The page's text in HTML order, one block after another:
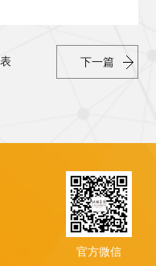
下一篇
官方微信